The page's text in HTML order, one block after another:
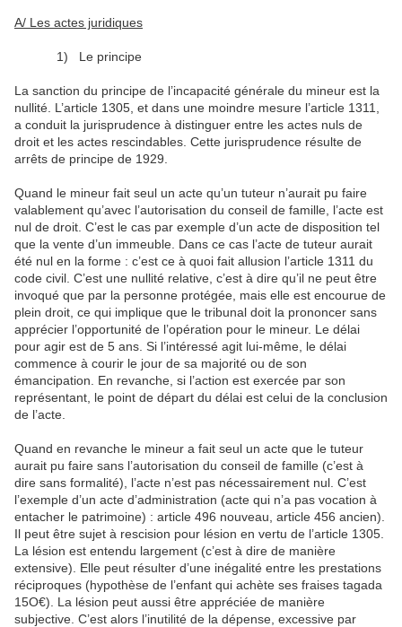
A/ Les actes juridiques
1) Le principe
La sanction du principe de l’incapacité générale du mineur est la
nullité. L’article 1305, et dans une moindre mesure l’article 1311,
a conduit la jurisprudence à distinguer entre les actes nuls de
droit et les actes rescindables. Cette jurisprudence résulte de
arrêts de principe de 1929.
Quand le mineur fait seul un acte qu’un tuteur n’aurait pu faire
valablement qu’avec l’autorisation du conseil de famille, l’acte est
nul de droit. C’est le cas par exemple d’un acte de disposition tel
que la vente d’un immeuble. Dans ce cas l’acte de tuteur aurait
été nul en la forme : c’est ce à quoi fait allusion l’article 1311 du
code civil. C’est une nullité relative, c’est à dire qu’il ne peut être
invoqué que par la personne protégée, mais elle est encourue de
plein droit, ce qui implique que le tribunal doit la prononcer sans
apprécier l’opportunité de l’opération pour le mineur. Le délai
pour agir est de 5 ans. Si l’intéressé agit lui-même, le délai
commence à courir le jour de sa majorité ou de son
émancipation. En revanche, si l’action est exercée par son
représentant, le point de départ du délai est celui de la conclusion
de l’acte.
Quand en revanche le mineur a fait seul un acte que le tuteur
aurait pu faire sans l’autorisation du conseil de famille (c’est à
dire sans formalité), l’acte n’est pas nécessairement nul. C’est
l’exemple d’un acte d’administration (acte qui n’a pas vocation à
entacher le patrimoine) : article 496 nouveau, article 456 ancien).
Il peut être sujet à rescision pour lésion en vertu de l’article 1305.
La lésion est entendu largement (c’est à dire de manière
extensive). Elle peut résulter d’une inégalité entre les prestations
réciproques (hypothèse de l’enfant qui achète ses fraises tagada
15O€). La lésion peut aussi être appréciée de manière
subjective. C’est alors l’inutilité de la dépense, excessive par